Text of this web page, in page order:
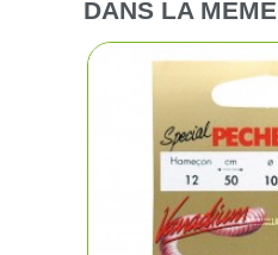
DANS LA MÊME